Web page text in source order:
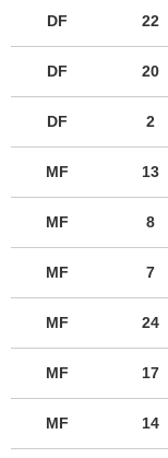
DF 22
DF 20
DF 2
MF 13
MF 8
MF 7
MF 24
MF 17
MF 14